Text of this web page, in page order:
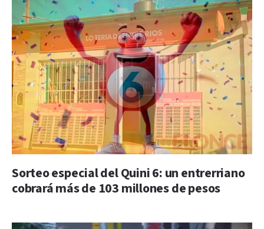
Sorteo especial del Quini 6: un entrerriano
cobrará más de 103 millones de pesos